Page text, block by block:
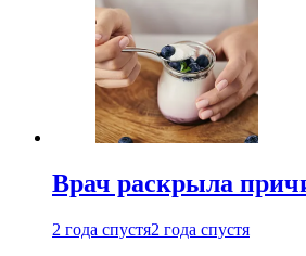
Врач раскрыла
2 года спустя2 года спустя